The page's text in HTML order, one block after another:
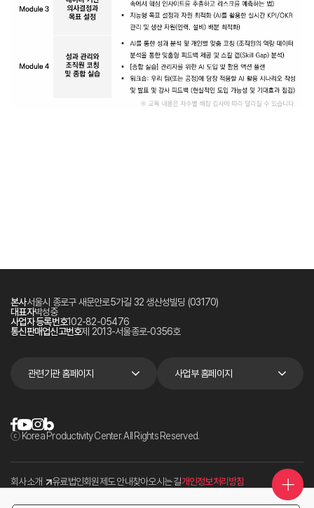
본사서울시 종로구 새문안로5가길 32 생산성빌딩 (03170)
대표자박성중
사업자 등록번호102-82-05476
통신판매업신고번호제 2013-서울종로-0356호
관련기관 홈페이지 사업부 홈페이지
ⓒ Korea Productivity Center. All Rights Reserved.
회사소개 유료법인회원제도 안내찾아오시는 길개인정보처리방침